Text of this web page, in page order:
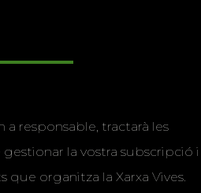
a responsable, tractarà les
la vostra subscripció i
organitza la Xarxa Vives.